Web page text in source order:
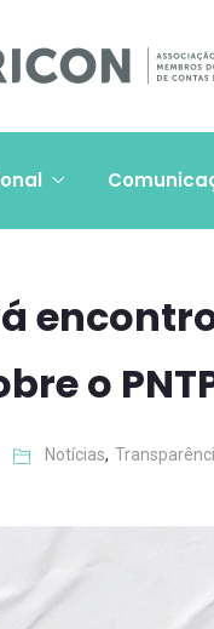
o
Notícias,